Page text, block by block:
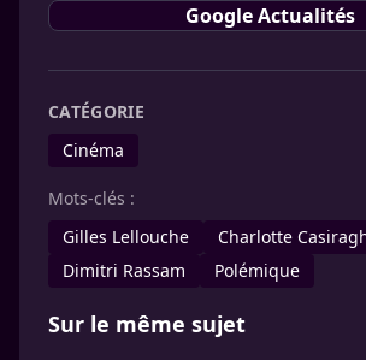
Google Actualités
CATÉGORIE
Cinéma
Mots-clés :
Gilles Lellouche
Charlotte
Dimitri Rassam
Polémique
Sur le même sujet